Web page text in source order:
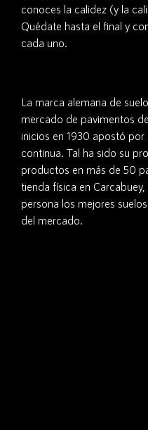
conoces la calidez (y la
Quédate hasta el final y
cada uno.
La marca alemana de
mercado de pavimentos
inicios en 1930 apostó
continua. Tal ha sido su
productos en más de 50
tienda física en
persona los mejores
del mercado.